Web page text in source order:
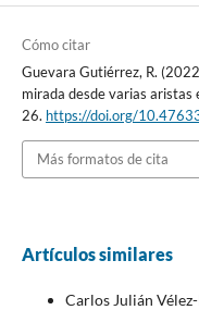
Cómo citar
Guevara Gutiérrez, R.
mirada desde varias aristas
26. https://doi.org/
Más formatos de cita
Artículos similares
Carlos Julián